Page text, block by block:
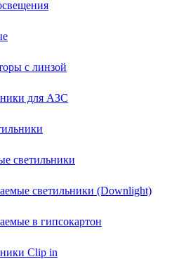
с линзой
для АЗС
светильники
светильники (Downlight)
в гипсокартон
Clip in